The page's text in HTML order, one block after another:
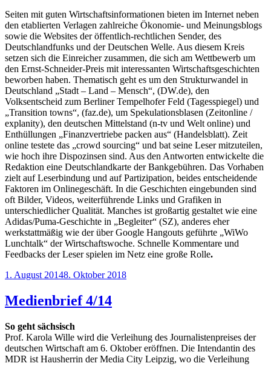
Seiten mit guten Wirtschaftsinformationen bieten im Internet neben
den etablierten Verlagen zahlreiche Ökonomie- und Meinungsblogs
sowie die Websites der öffentlich-rechtlichen Sender, des
Deutschlandfunks und der Deutschen Welle. Aus diesem Kreis
setzen sich die Einreicher zusammen, die sich am Wettbewerb um
den Ernst-Schneider-Preis mit interessanten Wirtschaftsgeschichten
beworben haben. Thematisch geht es um den Strukturwandel in
Deutschland „Stadt – Land – Mensch“, (DW.de), den
Volksentscheid zum Berliner Tempelhofer Feld (Tagesspiegel) und
„Transition towns“, (faz.de), um Spekulationsblasen (Zeitonline /
explanity), den deutschen Mittelstand (n-tv und Welt online) und
Enthüllungen „Finanzvertriebe packen aus“ (Handelsblatt). Zeit
online testete das „crowd sourcing“ und bat seine Leser mitzuteilen,
wie hoch ihre Dispozinsen sind. Aus den Antworten entwickelte die
Redaktion eine Deutschlandkarte der Bankgebühren. Das Vorhaben
zielt auf Leserbindung und auf Partizipation, beides entscheidende
Faktoren im Onlinegeschäft. In die Geschichten eingebunden sind
oft Bilder, Videos, weiterführende Links und Grafiken in
unterschiedlicher Qualität. Manches ist großartig gestaltet wie eine
Adidas/Puma-Geschichte in „Begleiter“ (SZ), anderes eher
werkstattmäßig wie der über Google Hangouts geführte „WiWo
Lunchtalk“ der Wirtschaftswoche. Schnelle Kommentare und
Feedbacks der Leser spielen im Netz eine große Rolle.
Veröffentlicht
1. August 20148. Oktober 2018
Medienbrief 4/14
So geht sächsisch
Prof. Karola Wille wird die Verleihung des Journalistenpreises der
deutschen Wirtschaft am 6. Oktober eröffnen. Die Intendantin des
MDR ist Hausherrin der Media City Leipzig, wo die Verleihung